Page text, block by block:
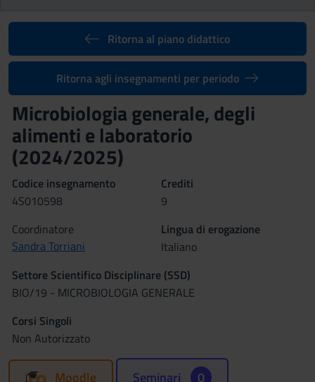
Ritorna al piano didattico
Ritorna agli insegnamenti per periodo
Microbiologia generale, degli
alimenti e laboratorio
(2024/2025)
Codice insegnamento
4S010598
Crediti
9
Coordinatore
Sandra Torriani
Lingua di erogazione
Italiano
Settore Scientifico Disciplinare (SSD)
BIO/19 - MICROBIOLOGIA GENERALE
Corsi Singoli
Non Autorizzato
Moodle Seminari 0